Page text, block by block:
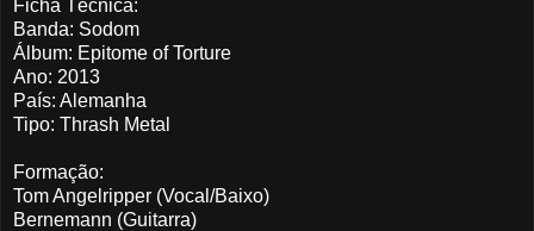
Ficha Técnica:
Banda: Sodom
Álbum: Epitome of Torture
Ano: 2013
País: Alemanha
Tipo: Thrash Metal
Formação:
Tom Angelripper (Vocal/Baixo)
Bernemann (Guitarra)